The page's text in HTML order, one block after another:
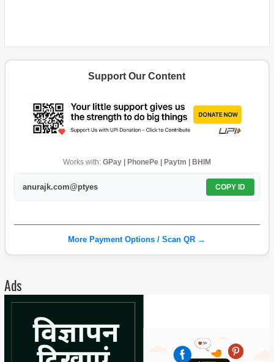
Support Our Content
Works with: GPay | PhonePe | Paytm | BHIM
anurajk.com@ptyes COPY ID
More Payment Options / Scan QR →
Ads